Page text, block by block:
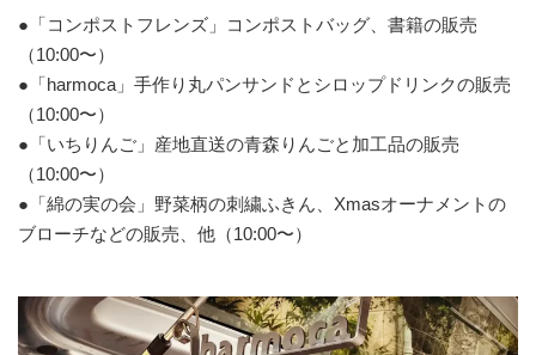
●「コンポストフレンズ」コンポストバッグ、書籍の販売
（10:00〜）
●「harmoca」手作り丸パンサンドとシロップドリンクの販売
（10:00〜）
●「いちりんご」産地直送の青森りんごと加工品の販売
（10:00〜）
●「綿の実の会」野菜柄の刺繍ふきん、Xmasオーナメントの
ブローチなどの販売、他（10:00〜）